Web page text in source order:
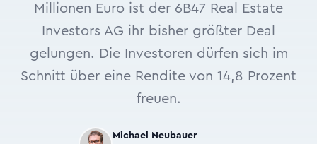
Millionen Euro ist der 6B47 Real Estate
Investors AG ihr bisher größter Deal
gelungen. Die Investoren dürfen sich im
Schnitt über eine Rendite von 14,8 Prozent
freuen.
Michael Neubauer